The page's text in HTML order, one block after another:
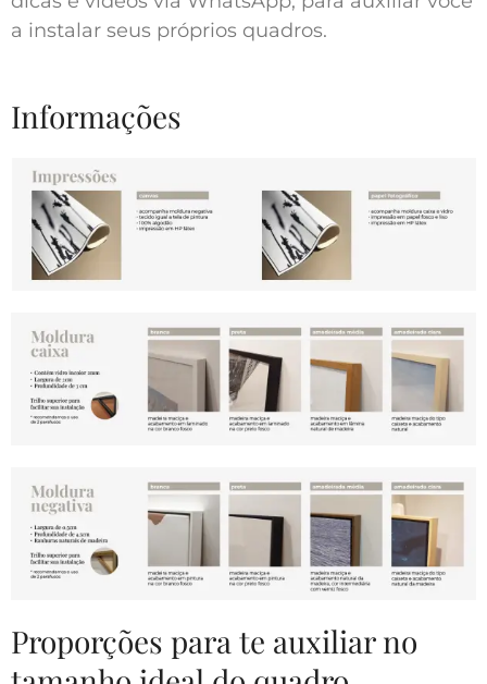
a instalar seus próprios quadros.
Informações
Proporções para te auxiliar no